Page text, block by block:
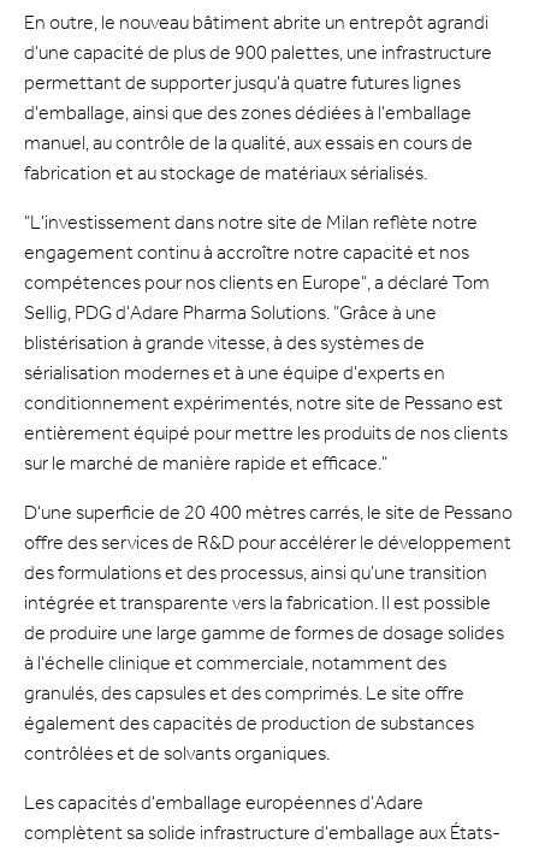
En outre, le nouveau bâtiment abrite un entrepôt agrandi
d'une capacité de plus de 900 palettes, une infrastructure
permettant de supporter jusqu'à quatre futures lignes
d'emballage, ainsi que des zones dédiées à l'emballage
manuel, au contrôle de la qualité, aux essais en cours de
fabrication et au stockage de matériaux sérialisés.
"L'investissement dans notre site de Milan reflète notre
engagement continu à accroître notre capacité et nos
compétences pour nos clients en Europe", a déclaré Tom
Sellig, PDG d'Adare Pharma Solutions. "Grâce à une
blistérisation à grande vitesse, à des systèmes de
sérialisation modernes et à une équipe d'experts en
conditionnement expérimentés, notre site de Pessano est
entièrement équipé pour mettre les produits de nos clients
sur le marché de manière rapide et efficace."
D'une superficie de 20 400 mètres carrés, le site de Pessano
offre des services de R&D pour accélérer le développement
des formulations et des processus, ainsi qu'une transition
intégrée et transparente vers la fabrication. Il est possible
de produire une large gamme de formes de dosage solides
à l'échelle clinique et commerciale, notamment des
granulés, des capsules et des comprimés. Le site offre
également des capacités de production de substances
contrôlées et de solvants organiques.
Les capacités d'emballage européennes d'Adare
complètent sa solide infrastructure d'emballage aux États-